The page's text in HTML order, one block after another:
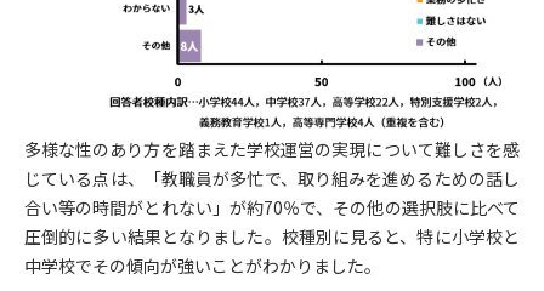
多様な性のあり方を踏まえた学校運営の実現について難しさを感
じている点は、「教職員が多忙で、取り組みを進めるための話し
合い等の時間がとれない」が約70％で、その他の選択肢に比べて
圧倒的に多い結果となりました。校種別に見ると、特に小学校と
中学校でその傾向が強いことがわかりました。